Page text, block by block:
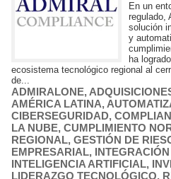
En un
regulado,
solución
y
ha
ecosistema tecnológico regional al
de...
ADMIRALONE,
AMÉRICA LATINA,
CIBERSEGURIDAD,
LA NUBE, CUMPLIMIENTO
REGIONAL, GESTIÓN DE
EMPRESARIAL,
INTELIGENCIA ARTIFICIAL,
LIDERAZGO TECNOLÓGICO,